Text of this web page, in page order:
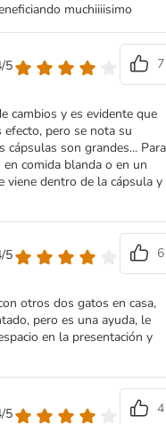
muchiiiisimo
5
7
cambios y es evidente que
pero se nota su
cápsulas son grandes... Para
comida blanda o en un
viene dentro de la cápsula y
5
6
otros dos gatos en casa,
pero es una ayuda, le
en la presentación y
5
4